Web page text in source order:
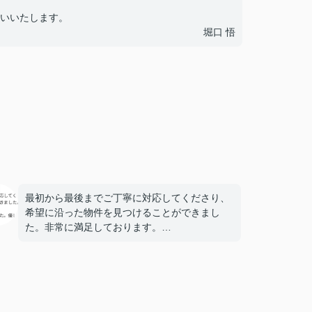
いたします。
堀口 悟
最初から最後までご丁寧に対応してくださり、
希望に沿った物件を見つけることができまし
た。非常に満足しております。